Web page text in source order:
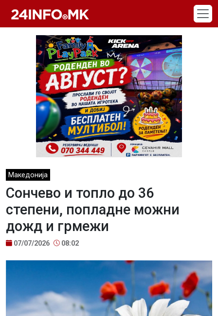
Македонија
Сончево и топло до 36
степени, попладне можни
дожд и грмежи
07/07/2026 08:02